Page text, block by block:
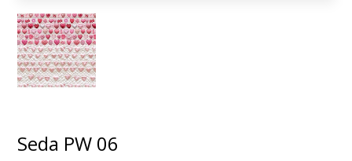
Seda PW 06